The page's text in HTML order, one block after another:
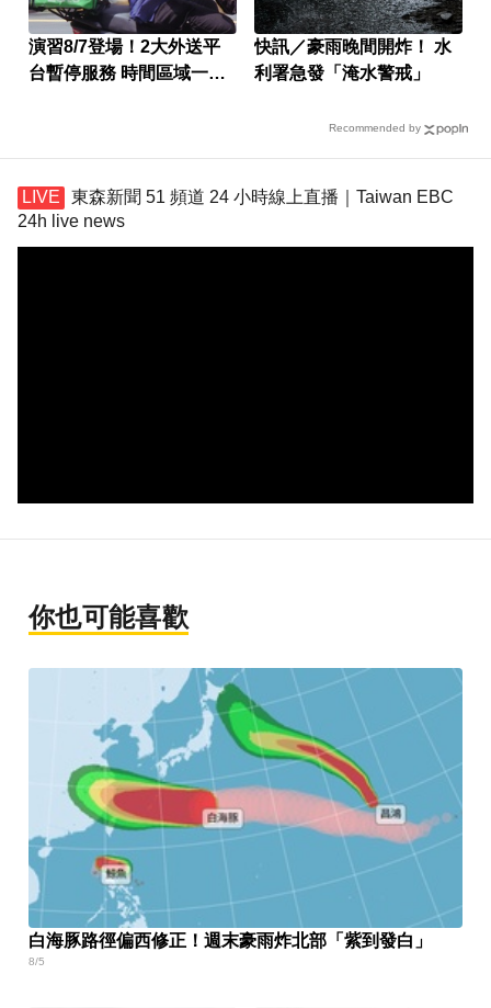
演習8/7登場！2大外送平
台暫停服務 時間區域一次
快訊／豪雨晚間開炸！ 水
利署急發「淹水警戒」
Recommended by
東森新聞 51 頻道 24 小時線上直播｜Taiwan EBC
24h live news
你也可能喜歡
白海豚路徑偏西修正！週末豪雨炸北部「紫到發白」
8/5